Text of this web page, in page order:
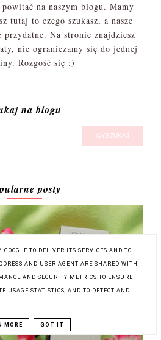
na naszym blogu. Mamy
tutaj to czego szukasz, a nasze
Na stronie znajdziesz
nie ograniczamy się do jednej
Rozgość się :)
na blogu
posty
GOOGLE TO DELIVER ITS SERVICES AND TO
AND USER-AGENT ARE SHARED WITH
AND SECURITY METRICS TO ENSURE
USAGE STATISTICS, AND TO DETECT AND
MORE GOT IT